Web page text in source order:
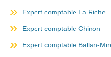
Expert comptable La Riche
Expert comptable Chinon
Expert comptable Ballan-